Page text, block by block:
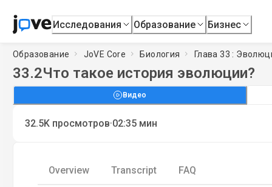
Исследования Образование Бизнес
Образование JoVE Core Биология Глава 33 :
33.2Что такое история эволюции?
Видео
32.5K просмотров·02:35 мин
Overview Transcript FAQ